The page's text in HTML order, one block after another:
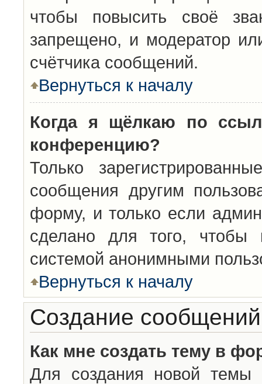
чтобы повысить своё
запрещено, и модератор
счётчика сообщений.
Вернуться к началу
Когда я щёлкаю по
конференцию?
Только
сообщения другим
форму, и только если
сделано для того, чтобы
системой анонимными
Вернуться к началу
Создание сообщений
Как мне создать тему в
Для создания новой темы